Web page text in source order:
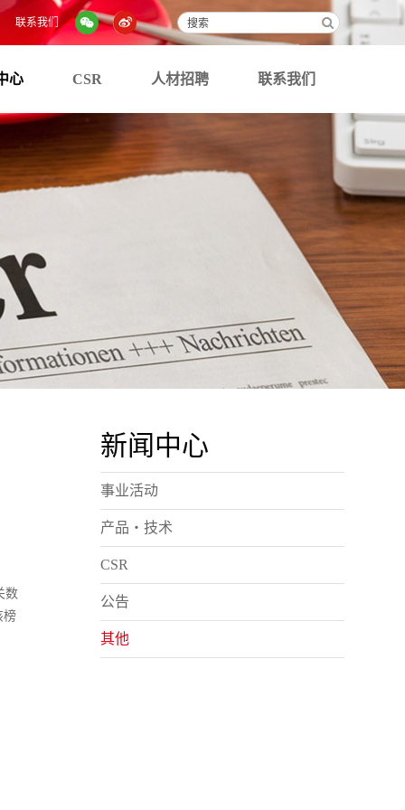
联系我们
心 CSR 人材招聘 联系我们
数
榜
新闻中心
事业活动
产品・技术
CSR
公告
其他